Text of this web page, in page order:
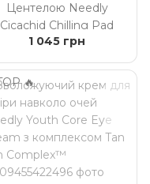
Центелою Needly
Cicachid Chilling Pad
1 045 грн